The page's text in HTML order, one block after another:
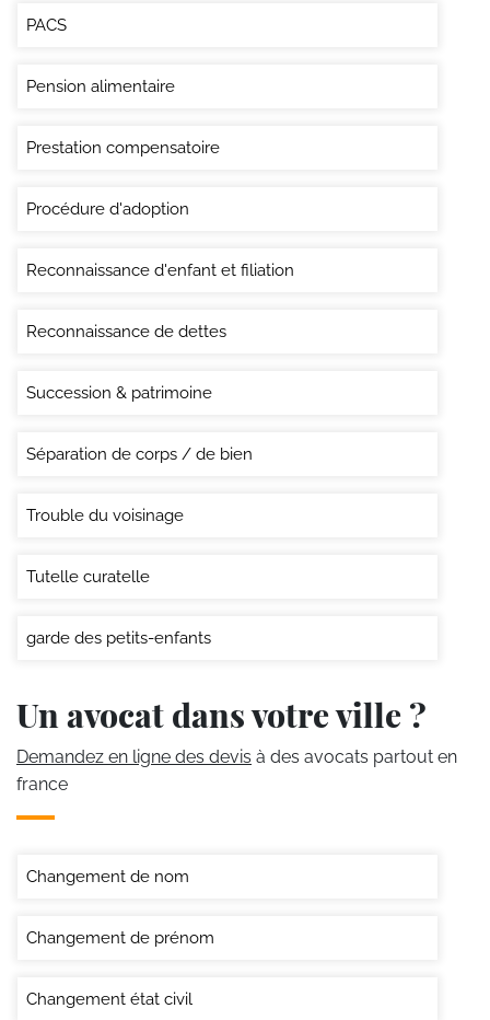
PACS
Pension alimentaire
Prestation compensatoire
Procédure d'adoption
Reconnaissance d'enfant et filiation
Reconnaissance de dettes
Succession & patrimoine
Séparation de corps / de bien
Trouble du voisinage
Tutelle curatelle
garde des petits-enfants
Un avocat dans votre ville ?
Demandez en ligne des devis à des avocats partout en
france
Changement de nom
Changement de prénom
Changement état civil